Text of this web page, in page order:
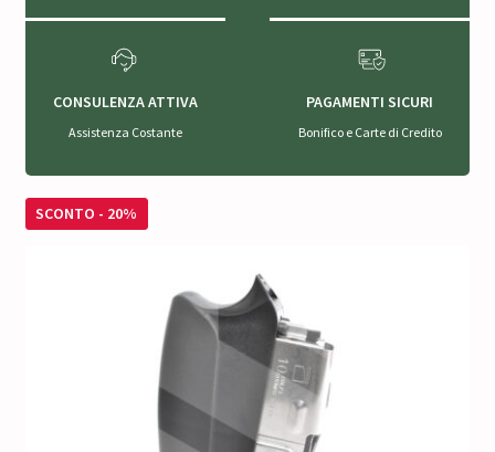
CONSULENZA ATTIVA
Assistenza Costante
PAGAMENTI SICURI
Bonifico e Carte di Credito
SCONTO - 20%